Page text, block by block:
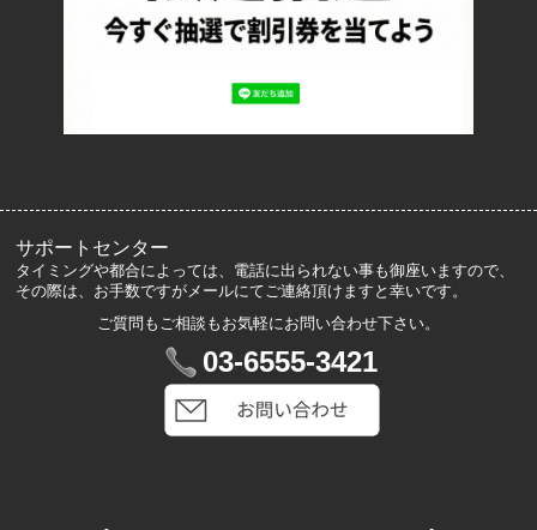
ロッカーズについて
サポートセンター
タイミングや都合によっては、電話に出られない事も御座いますので、
その際は、お手数ですがメールにてご連絡頂けますと幸いです。
ご質問もご相談もお気軽にお問い合わせ下さい。
03-6555-3421